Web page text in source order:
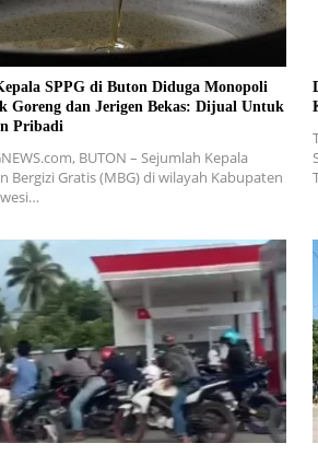
SPPG di Buton Diduga Monopoli
Goreng dan Jerigen Bekas: Dijual Untuk
Pribadi
BUTON – Sejumlah Kepala
Bergizi Gratis (MBG) di wilayah Kabupaten